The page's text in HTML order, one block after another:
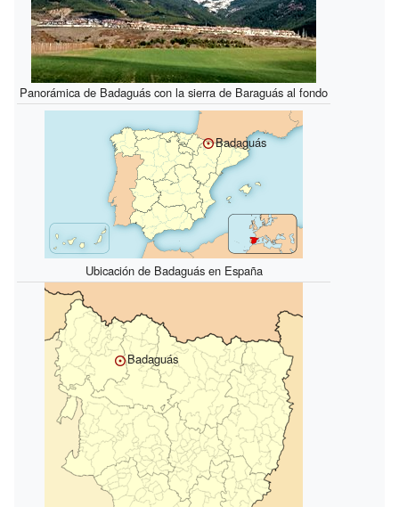
Panorámica de Badaguás con la sierra de Baraguás al fondo
Badaguás
Ubicación de Badaguás en España
Badaguás